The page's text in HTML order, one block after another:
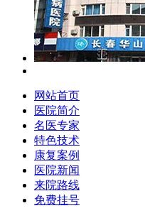
网站首页
医院简介
名医专家
特色技术
康复案例
医院新闻
来院路线
免费挂号